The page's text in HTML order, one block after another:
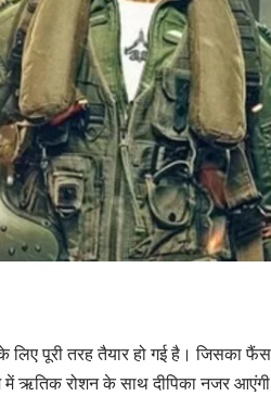
पूरी तरह तैयार हो गई है। जिसका
में ऋतिक रोशन के साथ दीपिका नजर